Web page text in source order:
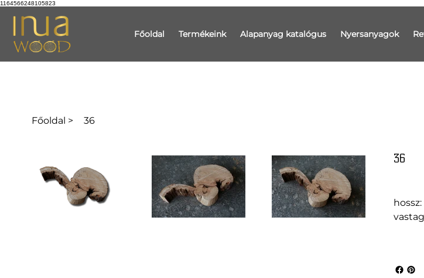
1164566248105823
Főoldal Termékeink Alapanyag katalógus Nyersanyagok
Főoldal > 36
36